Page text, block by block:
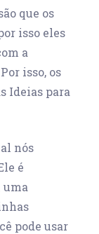
que os
isso eles
a
isso, os
Ideias para
nós
é
uma
pode usar